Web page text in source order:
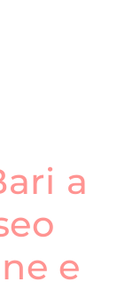
a
e